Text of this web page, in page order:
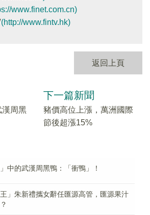
www.finet.com.cn)
(http://www.fintv.hk)
返回上頁
漢周黑
下一篇新聞
豬價高位上漲，萬洲國際
節後超漲15%
」中的武漢周黑鴨：「衝鴨」！
王」朱新禮攜女辭任匯源高管，匯源果汁